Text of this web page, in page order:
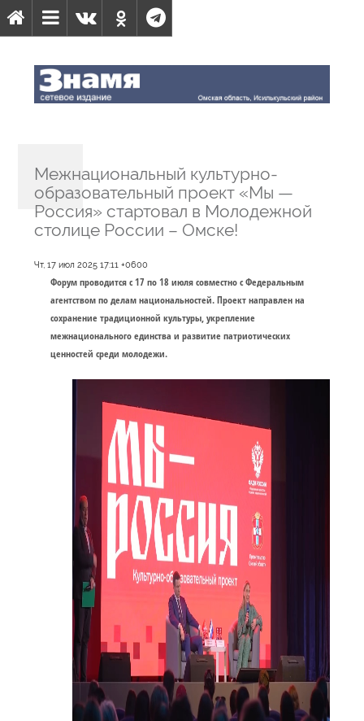
Межнациональный культурно-
образовательный проект «Мы —
Россия» стартовал в Молодежной
столице России – Омске!
Чт, 17 июл 2025 17:11 +0600
Форум проводится с 17 по 18 июля совместно с Федеральным
агентством по делам национальностей. Проект направлен на
сохранение традиционной культуры, укрепление
межнационального единства и развитие патриотических
ценностей среди молодежи.